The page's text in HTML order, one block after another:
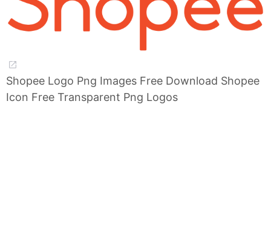
Shopee Logo Png Images Free Download Shopee
Icon Free Transparent Png Logos